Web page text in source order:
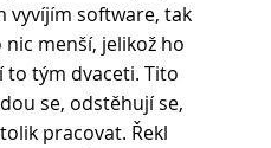
vyvíjím software, tak
menší, jelikož ho
to tým dvaceti. Tito
se, odstěhují se,
pracovat. Řekl